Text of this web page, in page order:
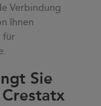
Verbindung
Ihnen
für
Sie